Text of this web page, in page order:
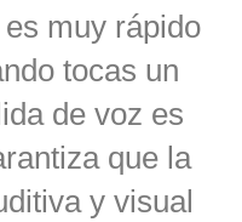
muy rápido
tocas un
de voz es
que la
y visual